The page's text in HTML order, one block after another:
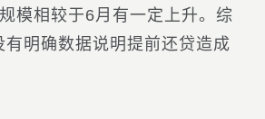
模相较于6月有一定上升。综
有明确数据说明提前还贷造成